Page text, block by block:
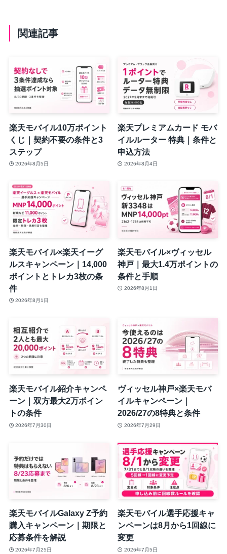
関連記事
楽天モバイル10万ポイント
くじ｜契約不要の条件と3
ステップ
2026年8月5日
楽天プレミアムカード モバ
イルルーター 特典｜条件と
申込方法
2026年8月4日
楽天モバイル×楽天イーグ
ルスキャンペーン｜14,000
ポイントとトレカ3枚の条
件
2026年8月1日
楽天モバイル×ヴィッセル
神戸｜最大1.4万ポイントの
条件と手順
2026年8月1日
楽天モバイル紹介キャンペ
ーン｜双方最大2万ポイン
トの条件
2026年7月30日
ヴィッセル神戸×楽天モバ
イルキャンペーン｜
2026/27の8特典と条件
2026年7月29日
楽天モバイルGalaxy Z予約
購入キャンペーン｜期限と
応募条件を解説
2026年7月25日
楽天モバイル選手応援キャ
ンペーンは8月から1回線に
変更
2026年7月5日